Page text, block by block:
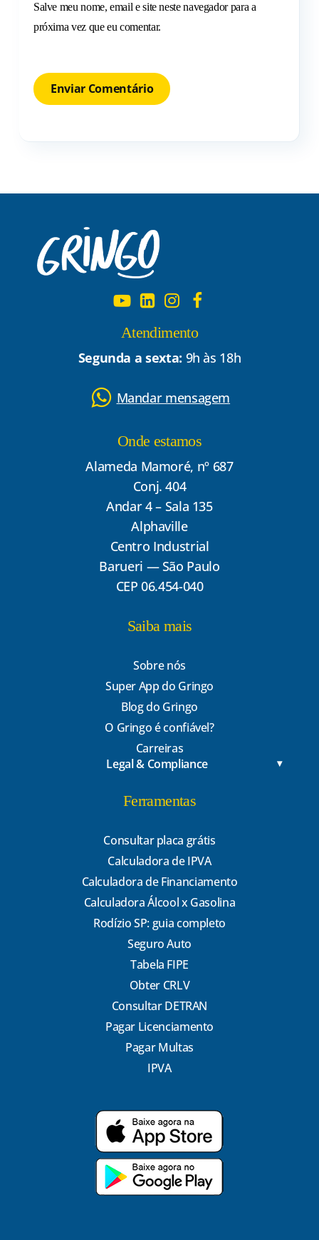
Salve meu nome, email e site neste navegador para a
próxima vez que eu comentar.
Atendimento
Segunda a sexta: 9h às 18h
Mandar mensagem
Onde estamos
Alameda Mamoré, nº 687
Conj. 404
Andar 4 – Sala 135
Alphaville
Centro Industrial
Barueri — São Paulo
CEP 06.454-040
Saiba mais
Sobre nós
Super App do Gringo
Blog do Gringo
O Gringo é confiável?
Carreiras
Legal & Compliance
Ferramentas
Consultar placa grátis
Calculadora de IPVA
Calculadora de Financiamento
Calculadora Álcool x Gasolina
Rodízio SP: guia completo
Seguro Auto
Tabela FIPE
Obter CRLV
Consultar DETRAN
Pagar Licenciamento
Pagar Multas
IPVA